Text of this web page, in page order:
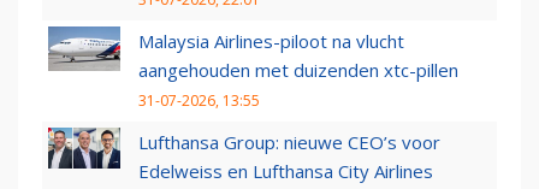
Malaysia Airlines-piloot na vlucht
aangehouden met duizenden xtc-pillen
31-07-2026, 13:55
Lufthansa Group: nieuwe CEO’s voor
Edelweiss en Lufthansa City Airlines